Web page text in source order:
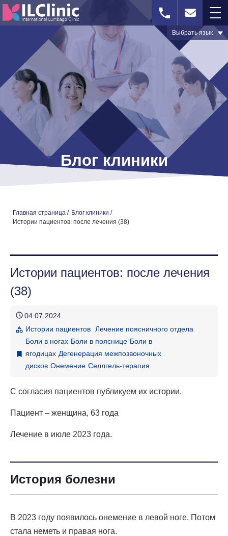
WhatsApp
Визуальная
диагностика
Форма
обратной
связи
ГЛАВНАЯ СТРАНИЦА
СЕЛЛГЕЛЬ-ТЕРАПИЯ
МЕЖПОЗВОНОЧНАЯ ГРЫЖА – ПРИЧИНЫ И МЕТОДЫ
ЛЕЧЕНИЯ
БЛОГ КЛИНИКИ
ГЛАВНАЯ СТРАНИЦА
МЕТОДЫ ЛЕЧЕНИЯ
О КЛИНИКЕ
КАК ДОБРАТЬСЯ
БЛОГ КЛИНИКИ
Выбрать язык
Блог клиники
Главная страница / Блог клиники /
Истории пациентов: после лечения (38)
Истории пациентов: после лечения
(38)
schedule04.07.2024
category Истории пациентов Лечение поясничного отдела
bookmark
Боли в ногах Боли в пояснице Боли в
ягодицах Дегенерация межпозвоночных
дисков Онемение Селлгель-терапия
С согласия пациентов публикуем их истории.
Пациент – женщина, 63 года
Лечение в июле 2023 года.
История болезни
В 2023 году появилось онемение в левой ноге. Потом
стала неметь и правая нога.